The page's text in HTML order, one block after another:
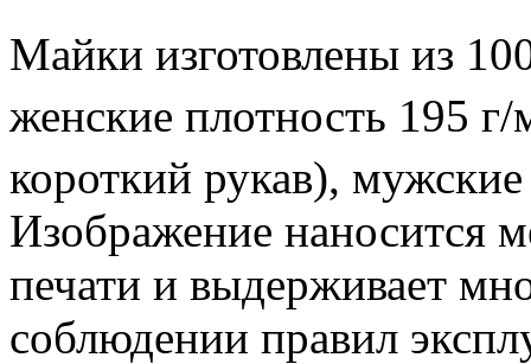
Майки изготовлены из
женские плотность 195 г/
короткий рукав),
Изображение наносится
печати и выдерживает
соблюдении правил